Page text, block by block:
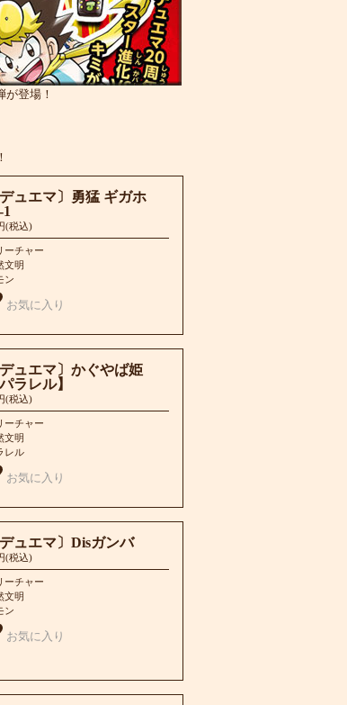
登場！
デュエマ〕勇猛 ギガホ
1
(税込)
ーチャー
文明
ン
お気に入り
デュエマ〕かぐやば姫
パラレル】
(税込)
ーチャー
文明
レル
お気に入り
デュエマ〕Disガンバ
(税込)
ーチャー
文明
ン
お気に入り